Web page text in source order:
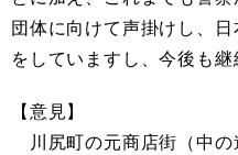
団体に向けて声掛けし、
をしていますし、今後も継
【意見】
川尻町の元商店街（中